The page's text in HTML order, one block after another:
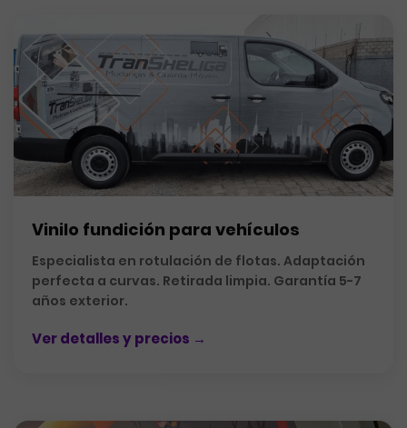
Vinilo fundición para vehículos
Especialista en rotulación de flotas. Adaptación
perfecta a curvas. Retirada limpia. Garantía 5-7
años exterior.
Ver detalles y precios →